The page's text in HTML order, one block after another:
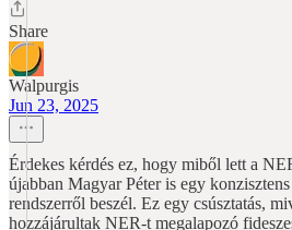
Share
Walpurgis
Jun 23, 2025
Érdekes kérdés ez, hogy miből lett a
újabban Magyar Péter is egy
rendszerről beszél. Ez egy csúsztatás,
hozzájárultak NER-t megalapozó